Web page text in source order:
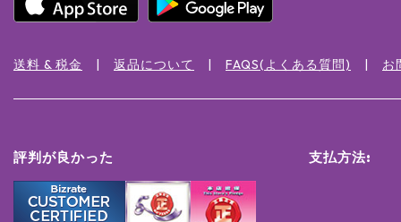
送料 & 税金 返品について FAQS(よくある質問) お
評判が良かった 支払方法: